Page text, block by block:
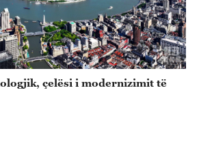
çelësi i modernizimit të